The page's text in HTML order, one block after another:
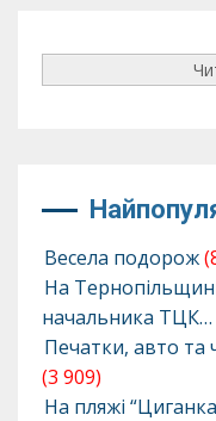
Весела подорож
На
начальника ТЦК…
Печатки, авто та
(3 909)
На пляжі